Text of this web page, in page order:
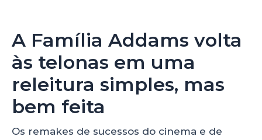
A Família Addams volta
às telonas em uma
releitura simples, mas
bem feita
Os remakes de sucessos do cinema e de